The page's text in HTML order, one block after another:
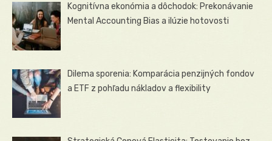
Kognitívna ekonómia a dôchodok: Prekonávanie
Mental Accounting Bias a ilúzie hotovosti
Dilema sporenia: Komparácia penzijných fondov
a ETF z pohľadu nákladov a flexibility